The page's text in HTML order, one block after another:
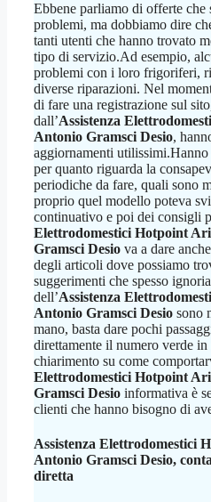
Ebbene parliamo di offerte che
problemi, ma dobbiamo dire
tanti utenti che hanno trovato
tipo di servizio.Ad esempio,
problemi con i loro frigoriferi,
diverse riparazioni. Nel
di fare una registrazione sul
dall’Assistenza
Antonio Gramsci Desio,
aggiornamenti
per quanto riguarda la
periodiche da fare, quali sono
proprio quel modello poteva
continuativo e poi dei consigli
Elettrodomestici Hotpoint
Gramsci Desio va a dare
degli articoli dove possiamo
suggerimenti che spesso
dell’Assistenza
Antonio Gramsci Desio sono
mano, basta dare pochi
direttamente il numero verde
chiarimento su come
Elettrodomestici Hotpoint
Gramsci Desio informativa è
clienti che hanno bisogno di
Assistenza Elettrodomestici
Antonio Gramsci Desio,
diretta